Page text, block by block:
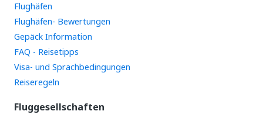
Flughäfen
Flughäfen- Bewertungen
Gepäck Information
FAQ - Reisetipps
Visa- und Sprachbedingungen
Reiseregeln
Fluggesellschaften